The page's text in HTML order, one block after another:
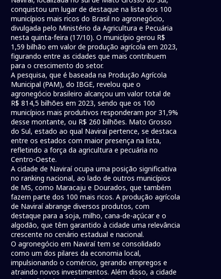
conquistou um lugar de destaque na lista dos 100
municípios mais ricos do Brasil no agronegócio,
divulgada pelo Ministério da Agricultura e Pecuária
nesta quinta-feira (17/10). O município gerou R$
1,59 bilhão em valor de produção agrícola em 2023,
figurando entre as cidades que mais contribuem
para o crescimento do setor.
A pesquisa, que é baseada na Produção Agrícola
Municipal (PAM), do IBGE, revelou que o
agronegócio brasileiro alcançou um valor total de
R$ 814,5 bilhões em 2023, sendo que os 100
municípios mais produtivos responderam por 31,9%
desse montante, ou R$ 260 bilhões. Mato Grosso
do Sul, estado ao qual Naviraí pertence, se destaca
entre os estados com maior presença na lista,
refletindo a força da agricultura e pecuária no
Centro-Oeste.
A cidade de Naviraí ocupa uma posição significativa
no ranking nacional, ao lado de outros municípios
de MS, como Maracaju e Dourados, que também
fazem parte dos 100 mais ricos. A produção agrícola
de Naviraí abrange diversos produtos, com
destaque para a soja, milho, cana-de-açúcar e o
algodão, que têm garantido à cidade uma relevância
crescente no cenário estadual e nacional.
O agronegócio em Naviraí tem se consolidado
como um dos pilares da economia local,
impulsionando o comércio, gerando empregos e
atraindo novos investimentos. Além disso, a cidade